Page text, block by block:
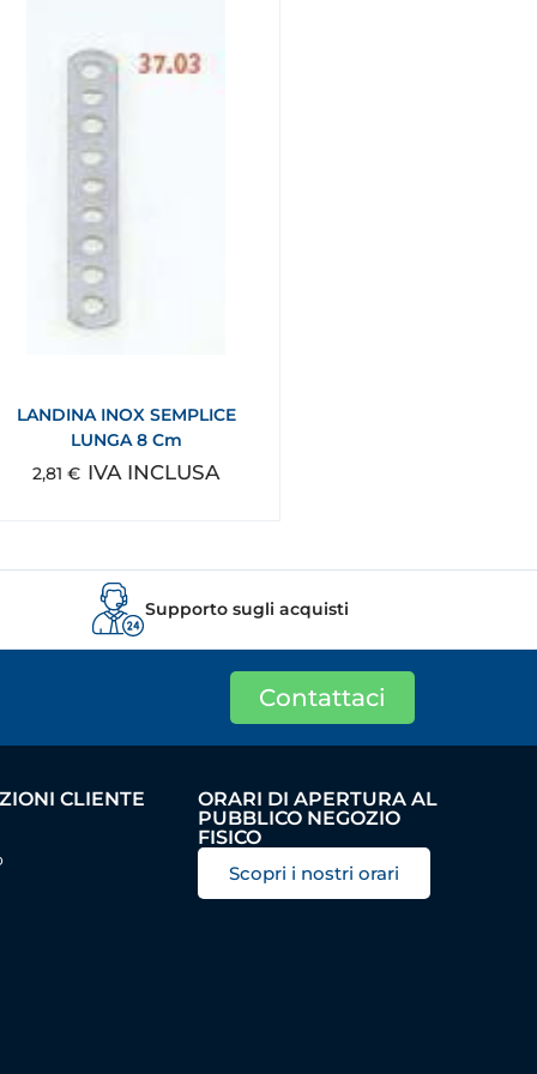
LANDINA INOX SEMPLICE
LUNGA 8 Cm
2,81€ IVA INCLUSA
Supporto sugli acquisti
Contattaci
CLIENTE
ORARI DI APERTURA AL
PUBBLICO NEGOZIO
FISICO
Scopri i nostri orari